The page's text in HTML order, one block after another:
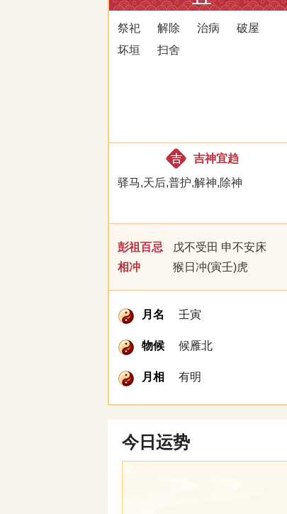
祭祀 解除 治病
破屋
坏垣
扫舍
吉神宜趋
驿马,天后,普护,解神,除神
彭祖百忌
戊不受田 申不安床
相冲
猴日冲(寅壬)虎
月名 壬寅
物候 候雁北
月相 有明
今日运势